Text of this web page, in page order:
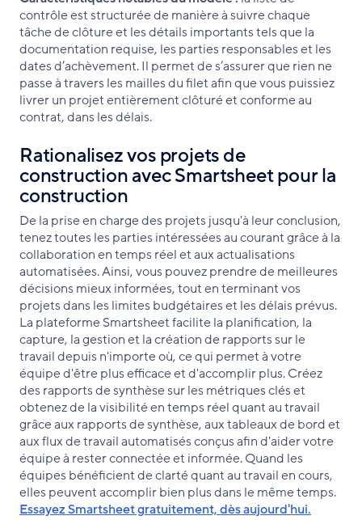
contrôle est structurée de manière à suivre chaque
tâche de clôture et les détails importants tels que la
documentation requise, les parties responsables et les
dates d’achèvement. Il permet de s’assurer que rien ne
passe à travers les mailles du filet afin que vous puissiez
livrer un projet entièrement clôturé et conforme au
contrat, dans les délais.
Rationalisez vos projets de
construction avec Smartsheet pour la
construction
De la prise en charge des projets jusqu'à leur conclusion,
tenez toutes les parties intéressées au courant grâce à la
collaboration en temps réel et aux actualisations
automatisées. Ainsi, vous pouvez prendre de meilleures
décisions mieux informées, tout en terminant vos
projets dans les limites budgétaires et les délais prévus.
La plateforme Smartsheet facilite la planification, la
capture, la gestion et la création de rapports sur le
travail depuis n'importe où, ce qui permet à votre
équipe d'être plus efficace et d'accomplir plus. Créez
des rapports de synthèse sur les métriques clés et
obtenez de la visibilité en temps réel quant au travail
grâce aux rapports de synthèse, aux tableaux de bord et
aux flux de travail automatisés conçus afin d'aider votre
équipe à rester connectée et informée. Quand les
équipes bénéficient de clarté quant au travail en cours,
elles peuvent accomplir bien plus dans le même temps.
Essayez Smartsheet gratuitement, dès aujourd'hui.